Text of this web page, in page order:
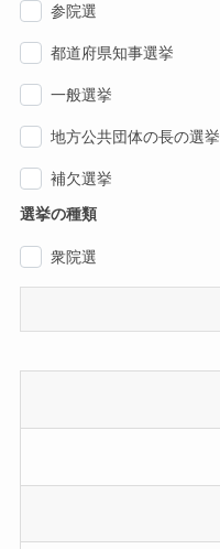
参院選
都道府県知事選挙
一般選挙
地方公共団体の長の選挙
補欠選挙
選挙の種類
衆院選